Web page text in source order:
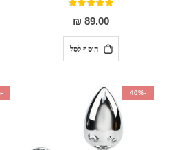
דירוג:
95%
89.00 ₪
הוסף לסל
-40%
-23%